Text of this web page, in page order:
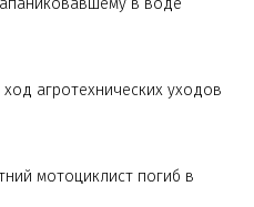
в воде
агротехнических уходов
мотоциклист погиб в